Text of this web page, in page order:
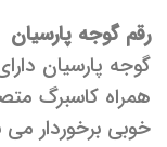
رقم گوجه پارسیان
گوجه پارسیان
همراه کاسبرگ
خوبی برخوردار می